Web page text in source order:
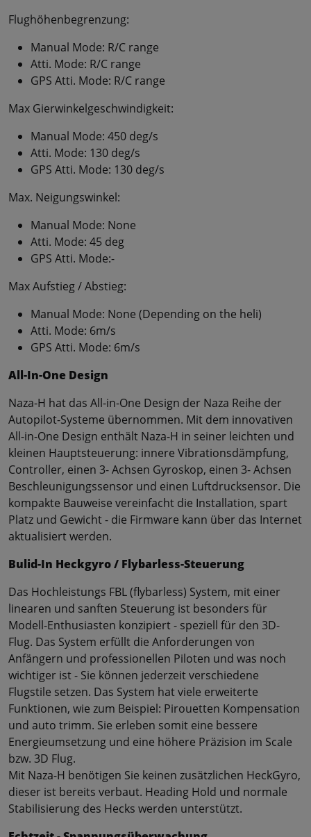
Flughöhenbegrenzung:
Manual Mode: R/C range
Atti. Mode: R/C range
GPS Atti. Mode: R/C range
Max Gierwinkelgeschwindigkeit:
Manual Mode: 450 deg/s
Atti. Mode: 130 deg/s
GPS Atti. Mode: 130 deg/s
Max. Neigungswinkel:
Manual Mode: None
Atti. Mode: 45 deg
GPS Atti. Mode:-
Max Aufstieg / Abstieg:
Manual Mode: None (Depending on the heli)
Atti. Mode: 6m/s
GPS Atti. Mode: 6m/s
All-In-One Design
Naza-H hat das All-in-One Design der Naza Reihe der
Autopilot-Systeme übernommen. Mit dem innovativen
All-in-One Design enthält Naza-H in seiner leichten und
kleinen Hauptsteuerung: innere Vibrationsdämpfung,
Controller, einen 3- Achsen Gyroskop, einen 3- Achsen
Beschleunigungssensor und einen Luftdrucksensor. Die
kompakte Bauweise vereinfacht die Installation, spart
Platz und Gewicht - die Firmware kann über das Internet
aktualisiert werden.
Bulid-In Heckgyro / Flybarless-Steuerung
Das Hochleistungs FBL (flybarless) System, mit einer
linearen und sanften Steuerung ist besonders für
Modell-Enthusiasten konzipiert - speziell für den 3D-
Flug. Das System erfüllt die Anforderungen von
Anfängern und professionellen Piloten und was noch
wichtiger ist - Sie können jederzeit verschiedene
Flugstile setzen. Das System hat viele erweiterte
Funktionen, wie zum Beispiel: Pirouetten Kompensation
und auto trimm. Sie erleben somit eine bessere
Energieumsetzung und eine höhere Präzision im Scale
bzw. 3D Flug.
Mit Naza-H benötigen Sie keinen zusätzlichen HeckGyro,
dieser ist bereits verbaut. Heading Hold und normale
Stabilisierung des Hecks werden unterstützt.